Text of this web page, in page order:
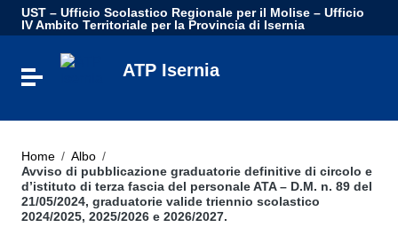
Vai ai contenuti
Vai al menu di navigazione
UST – Ufficio Scolastico Regionale per il Molise – Ufficio
IV Ambito Territoriale per la Provincia di Isernia
Attiva / disattiva la navigazione
ATP Isernia
Home / Albo /
Avviso di pubblicazione graduatorie definitive di circolo e
d’istituto di terza fascia del personale ATA – D.M. n. 89 del
21/05/2024, graduatorie valide triennio scolastico
2024/2025, 2025/2026 e 2026/2027.